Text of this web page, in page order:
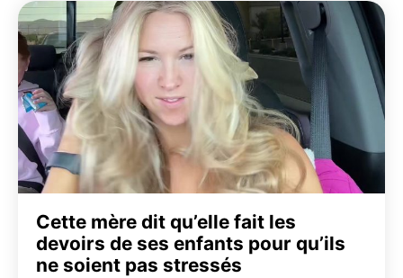
Cette mère dit qu’elle fait les
devoirs de ses enfants pour qu’ils
ne soient pas stressés